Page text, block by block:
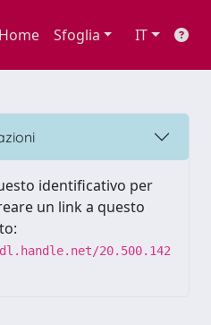
Home Sfoglia IT
identificativo per
un link a questo
20.500.142